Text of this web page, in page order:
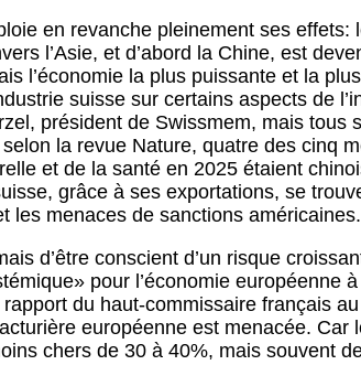
en revanche pleinement ses effets:
l’Asie, et d’abord la Chine, est
l’économie la plus puissante et la
suisse sur certains aspects de
président de Swissmem, mais tous
la revue Nature, quatre des cinq
et de la santé en 2025 étaient
grâce à ses exportations, se
les menaces de sanctions américaines.
d’être conscient d’un risque
pour l’économie européenne
du haut-commissaire français
européenne est menacée. Car
chers de 30 à 40%, mais souvent